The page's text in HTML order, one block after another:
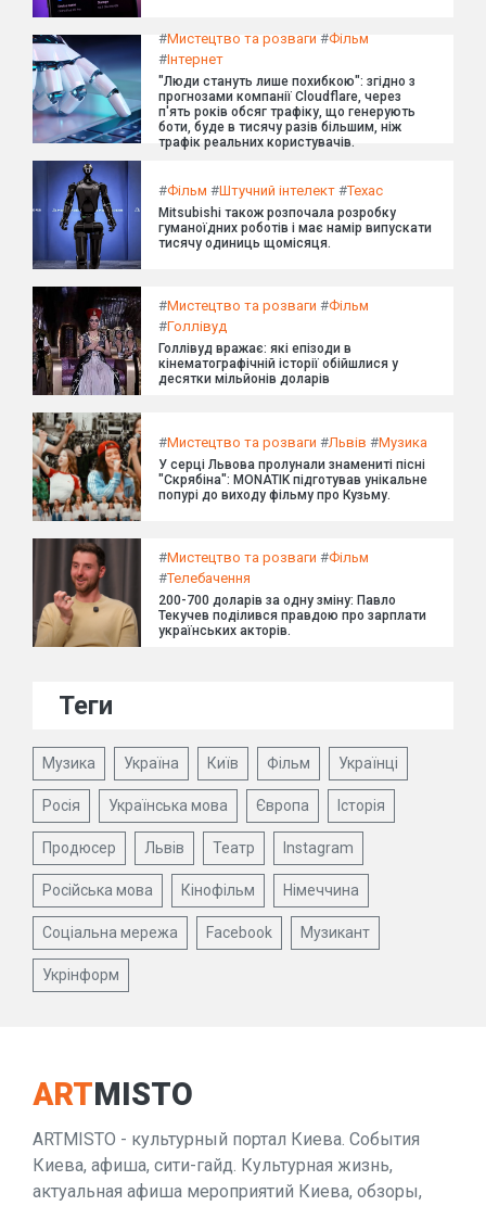
#Мистецтво та розваги #Фільм
#Інтернет
"Люди стануть лише похибкою": згідно з
прогнозами компанії Cloudflare, через
п'ять років обсяг трафіку, що генерують
боти, буде в тисячу разів більшим, ніж
трафік реальних користувачів.
#Фільм #Штучний інтелект #Техас
Mitsubishi також розпочала розробку
гуманоїдних роботів і має намір випускати
тисячу одиниць щомісяця.
#Мистецтво та розваги #Фільм
#Голлівуд
Голлівуд вражає: які епізоди в
кінематографічній історії обійшлися у
десятки мільйонів доларів
#Мистецтво та розваги #Львів #Музика
У серці Львова пролунали знамениті пісні
"Скрябіна": MONATIK підготував унікальне
попурі до виходу фільму про Кузьму.
#Мистецтво та розваги #Фільм
#Телебачення
200-700 доларів за одну зміну: Павло
Текучев поділився правдою про зарплати
українських акторів.
Теги
Музика Україна Київ Фільм Українці
Росія Українська мова Європа Історія
Продюсер Львів Театр Instagram
Російська мова Кінофільм Німеччина
Соціальна мережа Facebook Музикант
Укрінформ
ARTMISTO
ARTMISTO - культурный портал Киева. События
Киева, афиша, сити-гайд. Культурная жизнь,
актуальная афиша мероприятий Киева, обзоры,